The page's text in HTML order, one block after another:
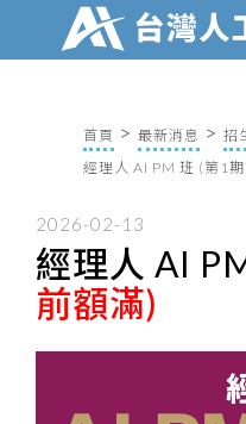
首頁 最新消息
招
經理人 AI PM 班 (第1期
2026-02-13
經理人 AI
前額滿)